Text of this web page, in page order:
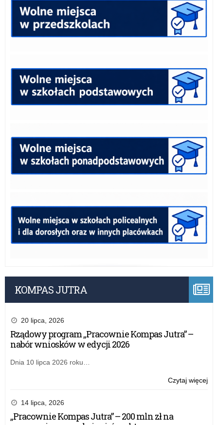
KOMPAS JUTRA
20 lipca, 2026
Rządowy program „Pracownie Kompas Jutra” –
nabór wniosków w edycji 2026
Dnia 10 lipca 2026 roku…
Czytaj więcejo:
14 lipca, 2026
„Pracownie Kompas Jutra” – 200 mln zł na